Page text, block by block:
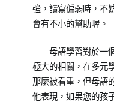
強，讀寫偏弱時，不
會有不小的幫助喔。
母語學習對於一個
極大的相關，在多元
那麼被看重，但母語
他表現，如果您的孩